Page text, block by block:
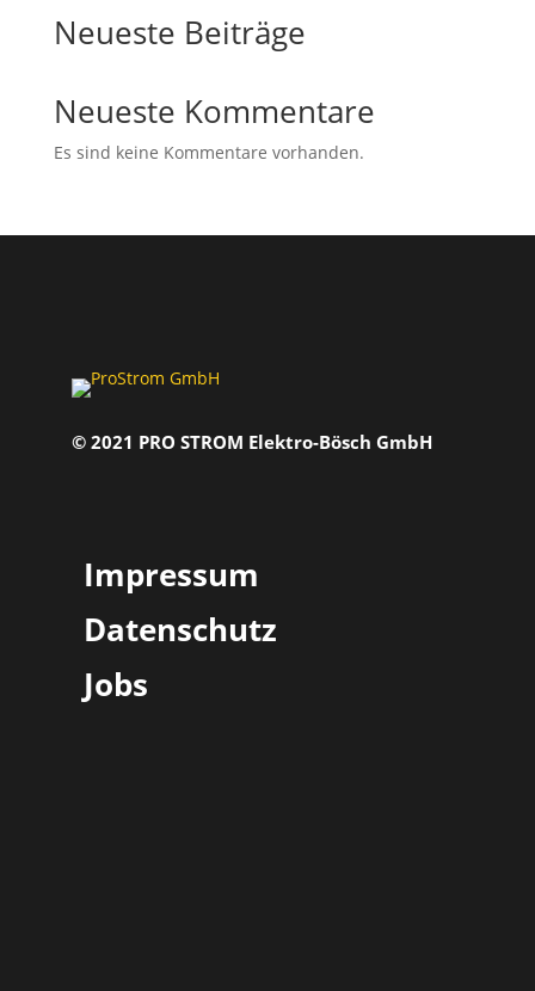
Neueste Beiträge
Neueste Kommentare
Es sind keine Kommentare vorhanden.
© 2021 PRO STROM Elektro-Bösch GmbH
Impressum
Datenschutz
Jobs